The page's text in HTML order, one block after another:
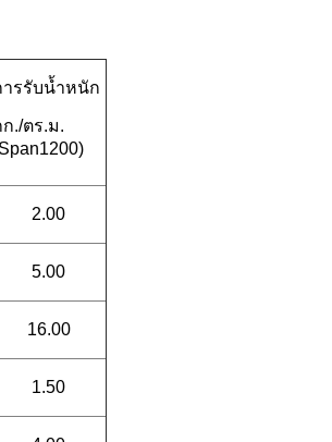
ารรับน้ำหนัก
ก./ตร.ม.
2.00
5.00
16.00
1.50